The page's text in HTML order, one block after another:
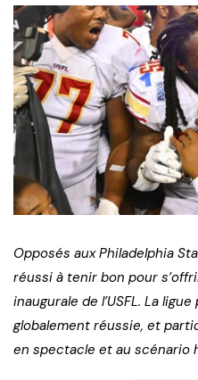
Opposés aux Philadelphia
réussi à tenir bon pour
inaugurale de l’USFL. La
globalement réussie, et
en spectacle et au scénario